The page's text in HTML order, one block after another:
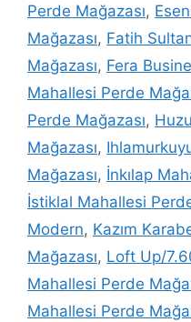
Perde Mağazası,
Mağazası, Fatih
Mağazası, Fera
Mahallesi Perde
Perde Mağazası,
Mağazası,
Mağazası, İnkılap
İstiklal Mahallesi
Modern, Kazım
Mağazası, Loft Up/
Mahallesi Perde
Mahallesi Perde